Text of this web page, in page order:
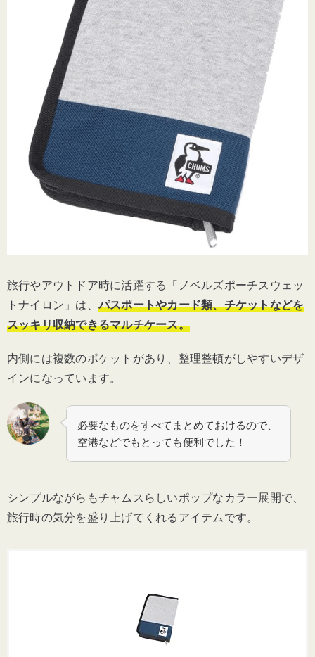
旅行やアウトドア時に活躍する「ノベルズポーチスウェッ
トナイロン」は、 パスポートやカード類、チケットなどを
スッキリ収納できるマルチケース。
内側には複数のポケットがあり、整理整頓がしやすいデザ
インになっています。
必要なものをすべてまとめておけるので、
空港などでもとっても便利でした！
シンプルながらもチャムスらしいポップなカラー展開で、
旅行時の気分を盛り上げてくれるアイテムです。